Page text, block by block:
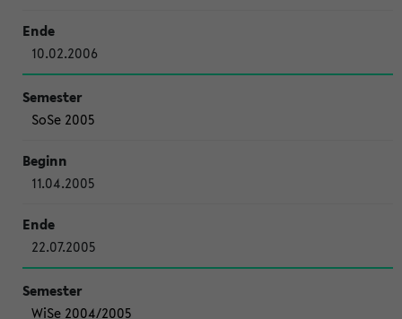
10.02.2006
SoSe 2005
11.04.2005
22.07.2005
WiSe 2004/2005